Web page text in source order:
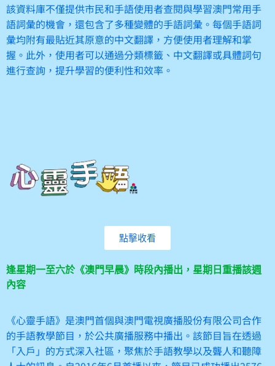
該資料庫不僅提供市民和手語使用者查閱與學習澳門常用手
語詞彙的機會，還包含了多種變體的手語詞彙。每個手語詞
彙均附有最貼近其原意的中文翻譯，方便使用者理解和掌
握。此外，使用者可以通過分類標籤、中文翻譯或具體詞句
進行查詢，提升學習的便利性和效率。
點擊收看
逢星期一至六於《澳門早晨》時段內播出，星期日重播該週
內容
《心靈手語》是澳門首個與澳門電視廣播股份有限公司合作
的手語教學節目，於公共廣播服務中播出。該節目旨在透過
「入戶」的方式深入社區，聚焦於手語教學以及聾人和聽障